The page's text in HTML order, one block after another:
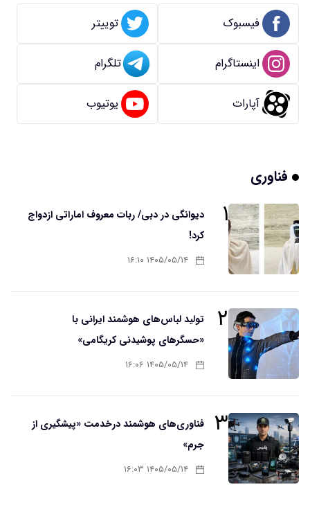
فیسبوک توییتر
اینستاگرام تلگرام
آپارات یوتیوب
فناوری
۱
دیوانگی در دبی/ ربات معروف اماراتی ازدواج
کرد!
۱۴۰۵/۰۵/۱۴ ۱۶:۱۰
۲
تولید لباس‌های هوشمند ایرانی با
«حسگرهای پوشیدنی کریگامی»
۱۴۰۵/۰۵/۱۴ ۱۶:۰۶
۳
فناوری‌های هوشمند درخدمت «پیشگیری از
جرم»
۱۴۰۵/۰۵/۱۴ ۱۶:۰۳